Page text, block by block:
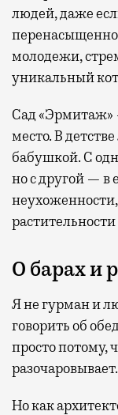
людей, даже
молодежи,
уникальный
Сад «Эрмитаж»
место. В
бабушкой. С
но с другой — в
О барах и
Я не гурман и
говорить об
просто потому,
разочаровывает.
Но как